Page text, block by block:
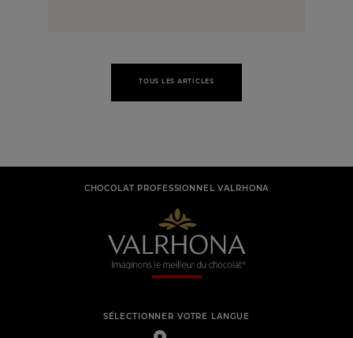
TOUS LES ARTICLES
CHOCOLAT PROFESSIONNEL VALRHONA
SÉLECTIONNER VOTRE LANGUE